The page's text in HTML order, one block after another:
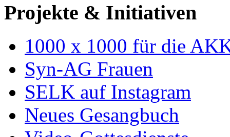
Projekte & Initiativen
1000 x 1000 für die
Syn-AG Frauen
SELK auf Instagram
Neues Gesangbuch